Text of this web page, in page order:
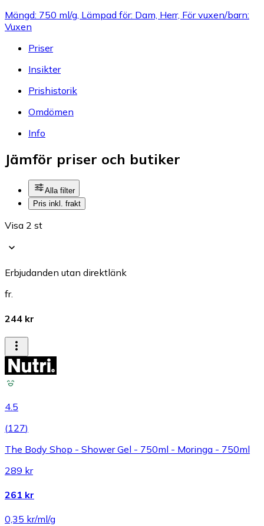
Mängd: 750 ml/g, Lämpad för: Dam, Herr, För vuxen/barn:
Vuxen
Priser
Insikter
Prishistorik
Omdömen
Info
Jämför priser och butiker
Alla filter
Pris inkl. frakt
Visa 2 st
Erbjudanden utan direktlänk
fr.
244 kr
4.5
(127)
The Body Shop - Shower Gel - 750ml - Moringa - 750ml
289 kr
261 kr
0,35 kr/ml/g